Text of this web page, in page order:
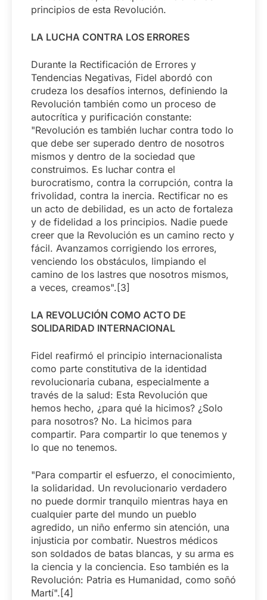
principios de esta Revolución.
LA LUCHA CONTRA LOS ERRORES
Durante la Rectificación de Errores y
Tendencias Negativas, Fidel abordó con
crudeza los desafíos internos, definiendo la
Revolución también como un proceso de
autocrítica y purificación constante:
"Revolución es también luchar contra todo lo
que debe ser superado dentro de nosotros
mismos y dentro de la sociedad que
construimos. Es luchar contra el
burocratismo, contra la corrupción, contra la
frivolidad, contra la inercia. Rectificar no es
un acto de debilidad, es un acto de fortaleza
y de fidelidad a los principios. Nadie puede
creer que la Revolución es un camino recto y
fácil. Avanzamos corrigiendo los errores,
venciendo los obstáculos, limpiando el
camino de los lastres que nosotros mismos,
a veces, creamos".[3]
LA REVOLUCIÓN COMO ACTO DE
SOLIDARIDAD INTERNACIONAL
Fidel reafirmó el principio internacionalista
como parte constitutiva de la identidad
revolucionaria cubana, especialmente a
través de la salud: Esta Revolución que
hemos hecho, ¿para qué la hicimos? ¿Solo
para nosotros? No. La hicimos para
compartir. Para compartir lo que tenemos y
lo que no tenemos.
"Para compartir el esfuerzo, el conocimiento,
la solidaridad. Un revolucionario verdadero
no puede dormir tranquilo mientras haya en
cualquier parte del mundo un pueblo
agredido, un niño enfermo sin atención, una
injusticia por combatir. Nuestros médicos
son soldados de batas blancas, y su arma es
la ciencia y la conciencia. Eso también es la
Revolución: Patria es Humanidad, como soñó
Martí".[4]